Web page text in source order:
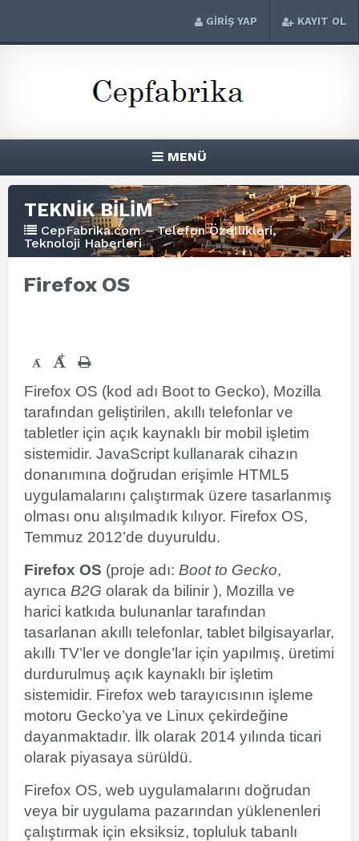
GİRİŞ YAP KAYIT OL
MENÜ
TEKNİK BİLİM
CepFabrika.com – Telefon Özellikleri,
Teknoloji Haberleri
Firefox OS
- +
Firefox OS (kod adı Boot to Gecko), Mozilla
tarafından geliştirilen, akıllı telefonlar ve
tabletler için açık kaynaklı bir mobil işletim
sistemidir. JavaScript kullanarak cihazın
donanımına doğrudan erişimle HTML5
uygulamalarını çalıştırmak üzere tasarlanmış
olması onu alışılmadık kılıyor. Firefox OS,
Temmuz 2012’de duyuruldu.
Firefox OS (proje adı: Boot to Gecko,
ayrıca B2G olarak da bilinir ), Mozilla ve
harici katkıda bulunanlar tarafından
tasarlanan akıllı telefonlar, tablet bilgisayarlar,
akıllı TV’ler ve dongle’lar için yapılmış, üretimi
durdurulmuş açık kaynaklı bir işletim
sistemidir. Firefox web tarayıcısının işleme
motoru Gecko’ya ve Linux çekirdeğine
dayanmaktadır. İlk olarak 2014 yılında ticari
olarak piyasaya sürüldü.
Firefox OS, web uygulamalarını doğrudan
veya bir uygulama pazarından yüklenenleri
çalıştırmak için eksiksiz, topluluk tabanlı